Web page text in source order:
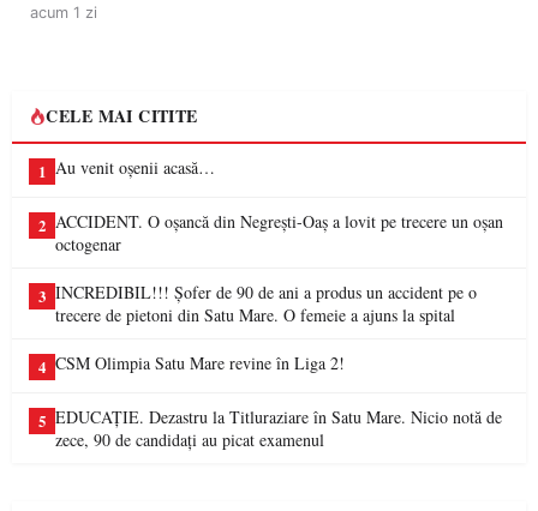
acum 1 zi
CELE MAI CITITE
1 Au venit oșenii acasă…
2 ACCIDENT. O oșancă din Negrești-Oaș a lovit pe trecere un oșan
octogenar
3 INCREDIBIL!!! Șofer de 90 de ani a produs un accident pe o
trecere de pietoni din Satu Mare. O femeie a ajuns la spital
4 CSM Olimpia Satu Mare revine în Liga 2!
5 EDUCAȚIE. Dezastru la Titluraziare în Satu Mare. Nicio notă de
zece, 90 de candidați au picat examenul